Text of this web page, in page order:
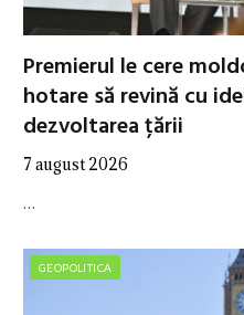
Premierul le cere
hotare să revină cu
dezvoltarea țării
7 august 2026
…
GEOPOLITICA